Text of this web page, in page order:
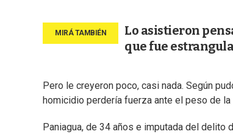
Lo asistieron
que fue
Pero le creyeron poco, casi nada. Según
homicidio perdería fuerza ante el peso de
Paniagua, de 34 años e imputada del delito